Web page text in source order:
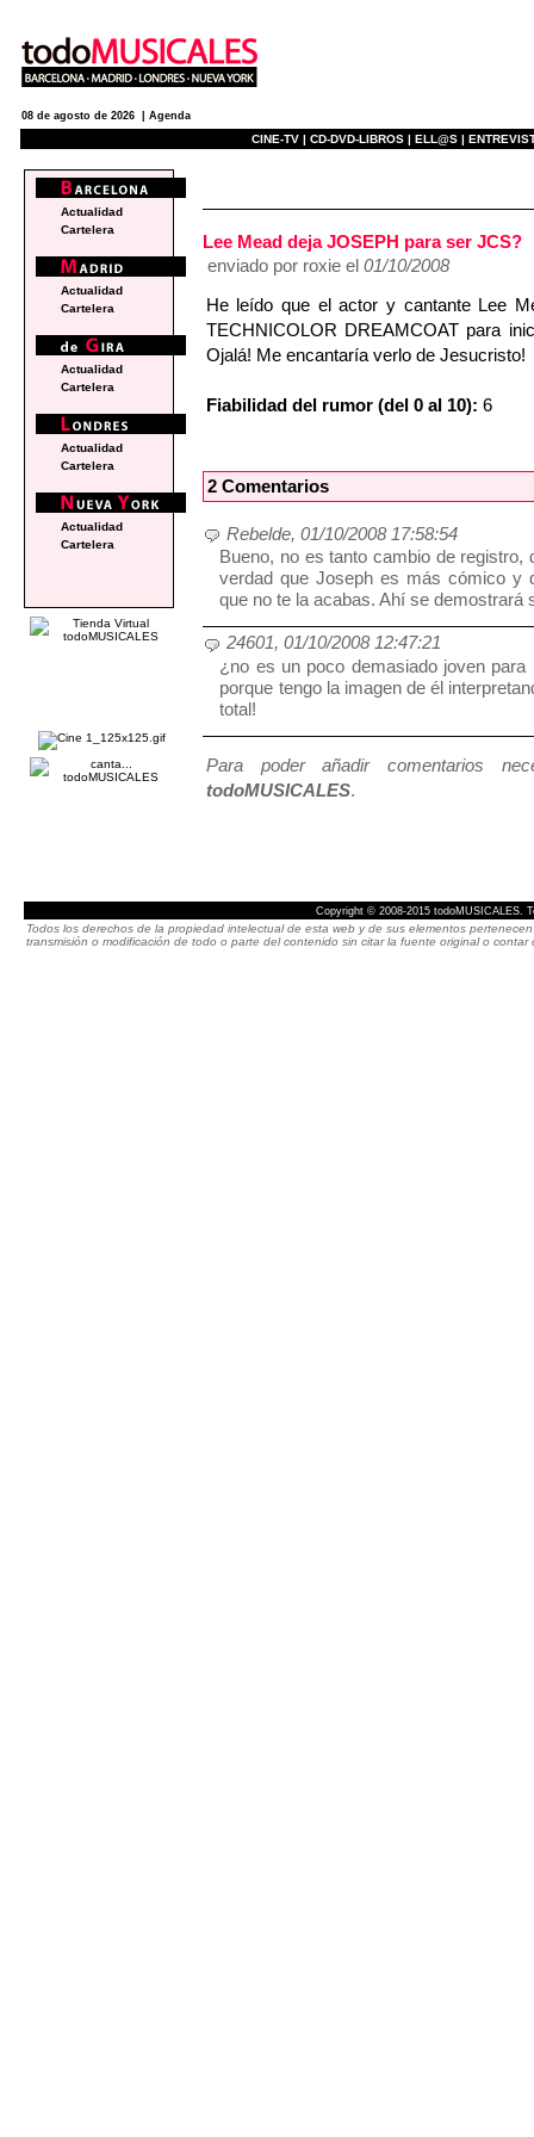
08 de agosto de 2026 | Agenda
CINE-TV | CD-DVD-LIBROS | ELL@S |
Lee Mead deja JOSEPH para ser JCS?
enviado por roxie el 01/10/2008
He leído que el actor y cantante Lee
TECHNICOLOR DREAMCOAT para
Ojalá! Me encantaría verlo de Jesucristo!
Fiabilidad del rumor (del 0 al 10): 6
2 Comentarios
Rebelde, 01/10/2008 17:58:54
Bueno, no es tanto cambio de
verdad que Joseph es más cómico y
que no te la acabas. Ahí se demostrará
24601, 01/10/2008 12:47:21
¿no es un poco demasiado joven
porque tengo la imagen de él
total!
Para poder añadir comentarios
todoMUSICALES.
Actualidad
Cartelera
Actualidad
Cartelera
Actualidad
Cartelera
Actualidad
Cartelera
Actualidad
Cartelera
Copyright © 2008-2015 todoMUSICALES.
Todos los derechos de la propiedad intelectual de esta web y de sus elementos
transmisión o modificación de todo o parte del contenido sin citar la fuente original o